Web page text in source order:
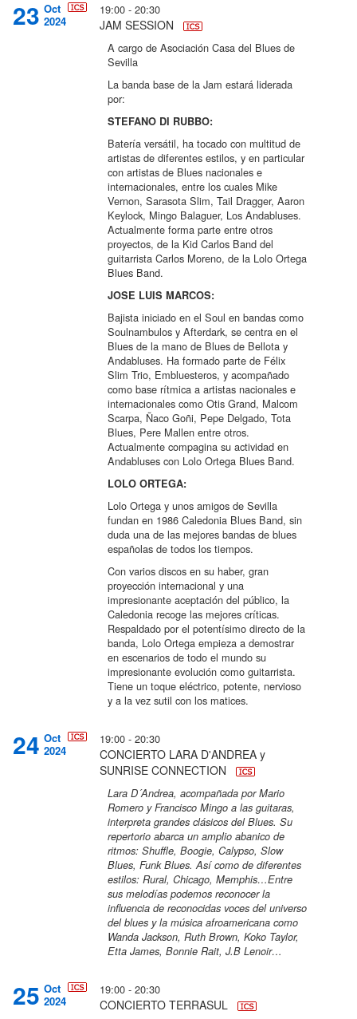
23 Oct
2024
19:00 - 20:30
JAM SESSION
A cargo de Asociación Casa del Blues de
Sevilla
La banda base de la Jam estará liderada
por:
STEFANO DI RUBBO:
Batería versátil, ha tocado con multitud de
artistas de diferentes estilos, y en particular
con artistas de Blues nacionales e
internacionales, entre los cuales Mike
Vernon, Sarasota Slim, Tail Dragger, Aaron
Keylock, Mingo Balaguer, Los Andabluses.
Actualmente forma parte entre otros
proyectos, de la Kid Carlos Band del
guitarrista Carlos Moreno, de la Lolo Ortega
Blues Band.
JOSE LUIS MARCOS:
Bajista iniciado en el Soul en bandas como
Soulnambulos y Afterdark, se centra en el
Blues de la mano de Blues de Bellota y
Andabluses. Ha formado parte de Félix
Slim Trio, Embluesteros, y acompañado
como base rítmica a artistas nacionales e
internacionales como Otis Grand, Malcom
Scarpa, Ñaco Goñi, Pepe Delgado, Tota
Blues, Pere Mallen entre otros.
Actualmente compagina su actividad en
Andabluses con Lolo Ortega Blues Band.
LOLO ORTEGA:
Lolo Ortega y unos amigos de Sevilla
fundan en 1986 Caledonia Blues Band, sin
duda una de las mejores bandas de blues
españolas de todos los tiempos.
Con varios discos en su haber, gran
proyección internacional y una
impresionante aceptación del público, la
Caledonia recoge las mejores críticas.
Respaldado por el potentísimo directo de la
banda, Lolo Ortega empieza a demostrar
en escenarios de todo el mundo su
impresionante evolución como guitarrista.
Tiene un toque eléctrico, potente, nervioso
y a la vez sutil con los matices.
24 Oct
2024
19:00 - 20:30
CONCIERTO LARA D'ANDREA y
SUNRISE CONNECTION
Lara D´Andrea, acompañada por Mario
Romero y Francisco Mingo a las guitaras,
interpreta grandes clásicos del Blues. Su
repertorio abarca un amplio abanico de
ritmos: Shuffle, Boogie, Calypso, Slow
Blues, Funk Blues. Así como de diferentes
estilos: Rural, Chicago, Memphis…Entre
sus melodías podemos reconocer la
influencia de reconocidas voces del universo
del blues y la música afroamericana como
Wanda Jackson, Ruth Brown, Koko Taylor,
Etta James, Bonnie Rait, J.B Lenoir…
25 Oct
2024
19:00 - 20:30
CONCIERTO TERRASUL